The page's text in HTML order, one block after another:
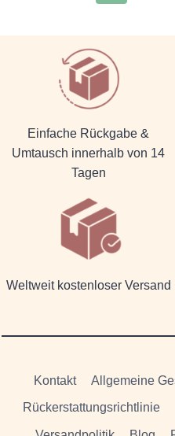
Einfache Rückgabe &
Umtausch innerhalb von 14
Tagen
Weltweit kostenloser Versand
Kontakt Allgemeine
Rückerstattungsrichtlinie